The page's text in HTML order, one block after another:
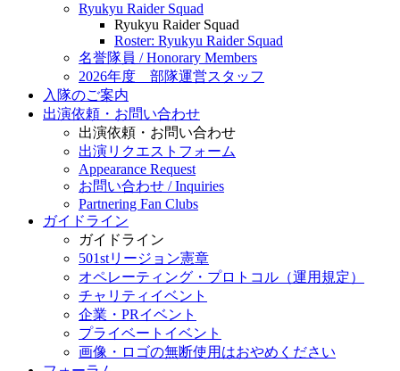
Ryukyu Raider Squad
Ryukyu Raider Squad
Roster: Ryukyu Raider Squad
名誉隊員 / Honorary Members
2026年度 部隊運営スタッフ
入隊のご案内
出演依頼・お問い合わせ
出演依頼・お問い合わせ
出演リクエストフォーム
Appearance Request
お問い合わせ / Inquiries
Partnering Fan Clubs
ガイドライン
ガイドライン
501stリージョン憲章
オペレーティング・プロトコル（運用規定）
チャリティイベント
企業・PRイベント
プライベートイベント
画像・ロゴの無断使用はおやめください